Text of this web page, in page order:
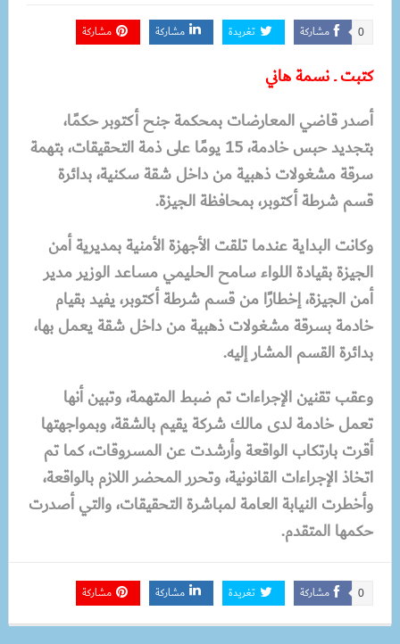
مشاركة 0 تغريدة مشاركة مشاركة
كتبت ـ نسمة هاني
أصدر قاضي المعارضات بمحكمة جنح أكتوبر حكمًا،
بتجديد حبس خادمة، 15 يومًا على ذمة التحقيقات، بتهمة
سرقة مشغولات ذهبية من داخل شقة سكنية، بدائرة
قسم شرطة أكتوبر، بمحافظة الجيزة.
وكانت البداية عندما تلقت الأجهزة الأمنية بمديرية أمن
الجيزة بقيادة اللواء سامح الحليمي مساعد الوزير مدير
أمن الجيزة، إخطارًا من قسم شرطة أكتوبر، يفيد بقيام
خادمة بسرقة مشغولات ذهبية من داخل شقة يعمل بها،
بدائرة القسم المشار إليه.
وعقب تقنين الإجراءات تم ضبط المتهمة، وتبين أنها
تعمل خادمة لدى مالك شركة يقيم بالشقة، وبمواجهتها
أقرت بارتكاب الواقعة وأرشدت عن المسروقات، كما تم
اتخاذ الإجراءات القانونية، وتحرر المحضر اللازم بالواقعة،
وأخطرت النيابة العامة لمباشرة التحقيقات، والتي أصدرت
حكمها المتقدم.
مشاركة 0 تغريدة مشاركة مشاركة